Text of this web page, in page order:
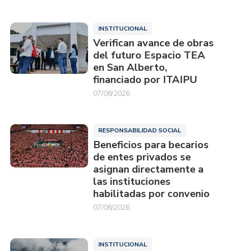
INSTITUCIONAL
Verifican avance de obras
del futuro Espacio TEA
en San Alberto,
financiado por ITAIPU
07/08/2026
RESPONSABILIDAD SOCIAL
Beneficios para becarios
de entes privados se
asignan directamente a
las instituciones
habilitadas por convenio
07/08/2026
INSTITUCIONAL